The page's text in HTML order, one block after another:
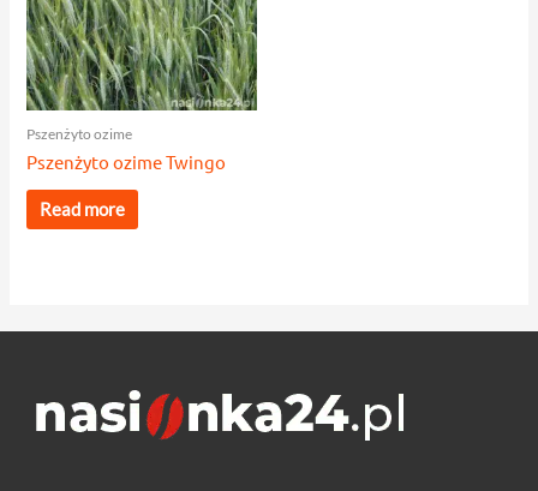
Pszenżyto ozime
Pszenżyto ozime Twingo
Read more